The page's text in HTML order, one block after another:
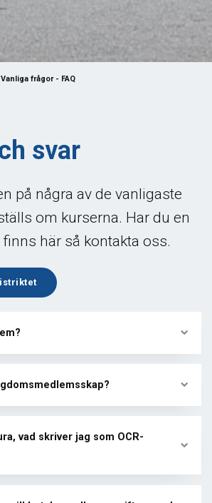
Vanliga frågor - FAQ
svar
på några av de vanligaste
om kurserna. Har du en
här så kontakta oss.
vad skriver jag som OCR-